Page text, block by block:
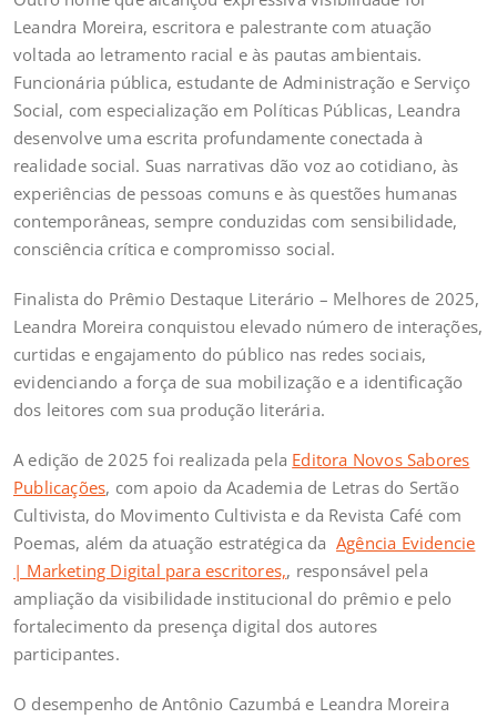
Leandra Moreira, escritora e palestrante com atuação
voltada ao letramento racial e às pautas ambientais.
Funcionária pública, estudante de Administração e Serviço
Social, com especialização em Políticas Públicas, Leandra
desenvolve uma escrita profundamente conectada à
realidade social. Suas narrativas dão voz ao cotidiano, às
experiências de pessoas comuns e às questões humanas
contemporâneas, sempre conduzidas com sensibilidade,
consciência crítica e compromisso social.
Finalista do Prêmio Destaque Literário – Melhores de 2025,
Leandra Moreira conquistou elevado número de interações,
curtidas e engajamento do público nas redes sociais,
evidenciando a força de sua mobilização e a identificação
dos leitores com sua produção literária.
A edição de 2025 foi realizada pela Editora Novos Sabores
Publicações, com apoio da Academia de Letras do Sertão
Cultivista, do Movimento Cultivista e da Revista Café com
Poemas, além da atuação estratégica da Agência Evidencie
| Marketing Digital para escritores,, responsável pela
ampliação da visibilidade institucional do prêmio e pelo
fortalecimento da presença digital dos autores
participantes.
O desempenho de Antônio Cazumbá e Leandra Moreira